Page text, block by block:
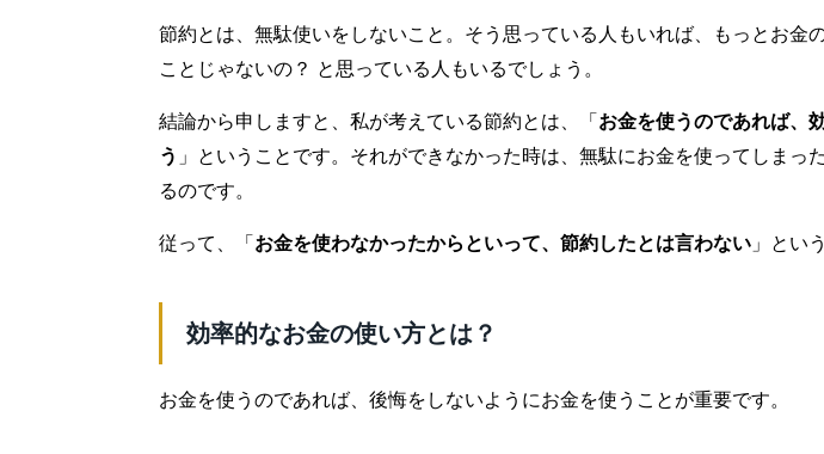
節約とは、無駄使いをしないこと。そう思っている人もいれば、もっとお金
ことじゃないの？ と思っている人もいるでしょう。
結論から申しますと、私が考えている節約とは、「 お金を使うのであれば、
う 」ということです。それができなかった時は、無駄にお金を使ってしまっ
るのです。
従って、「 お金を使わなかったからといって、節約したとは言わない 」とい
効率的なお金の使い方とは？
お金を使うのであれば、後悔をしないようにお金を使うことが重要です。